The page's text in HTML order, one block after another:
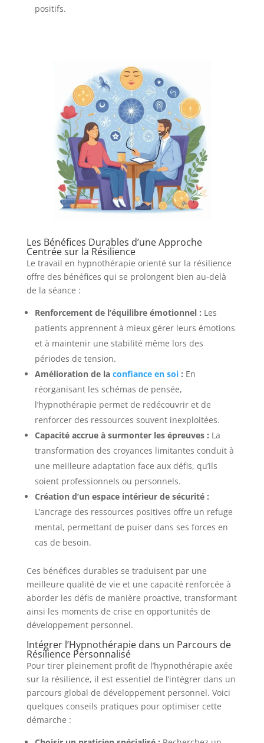
positifs.
Les Bénéfices Durables d’une Approche
Centrée sur la Résilience
Le travail en hypnothérapie orienté sur la résilience
offre des bénéfices qui se prolongent bien au-delà
de la séance :
Renforcement de l’équilibre émotionnel : Les
patients apprennent à mieux gérer leurs émotions
et à maintenir une stabilité même lors des
périodes de tension.
Amélioration de la confiance en soi: En
réorganisant les schémas de pensée,
l’hypnothérapie permet de redécouvrir et de
renforcer des ressources souvent inexploitées.
Capacité accrue à surmonter les épreuves : La
transformation des croyances limitantes conduit à
une meilleure adaptation face aux défis, qu’ils
soient professionnels ou personnels.
Création d’un espace intérieur de sécurité :
L’ancrage des ressources positives offre un refuge
mental, permettant de puiser dans ses forces en
cas de besoin.
Ces bénéfices durables se traduisent par une
meilleure qualité de vie et une capacité renforcée à
aborder les défis de manière proactive, transformant
ainsi les moments de crise en opportunités de
développement personnel.
Intégrer l’Hypnothérapie dans un Parcours de
Résilience Personnalisé
Pour tirer pleinement profit de l’hypnothérapie axée
sur la résilience, il est essentiel de l’intégrer dans un
parcours global de développement personnel. Voici
quelques conseils pratiques pour optimiser cette
démarche :